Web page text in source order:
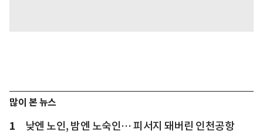
많이 본 뉴스
1 낮엔 노인, 밤엔 노숙인… 피서지 돼버린 인천공항